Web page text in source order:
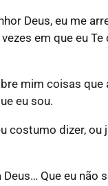
Deus, eu me
em que eu Te
mim coisas que
eu sou.
costumo dizer, ou
Deus… Que eu não